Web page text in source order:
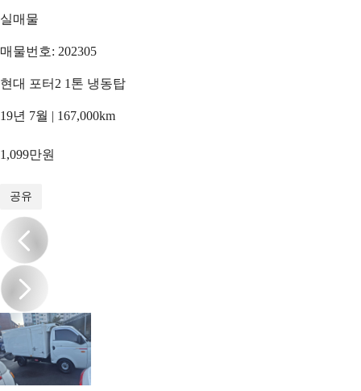
실매물
매물번호: 202305
현대 포터2 1톤 냉동탑
19년 7월 | 167,000km
1,099만원
공유
/7